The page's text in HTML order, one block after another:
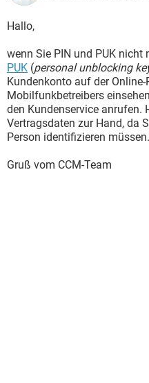
Hallo,
wenn Sie PIN und PUK nicht
PUK (personal unblocking
Kundenkonto auf der
Mobilfunkbetreibers
den Kundenservice anrufen.
Vertragsdaten zur Hand, da
Person identifizieren müssen.
Gruß vom CCM-Team